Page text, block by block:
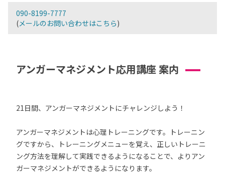
090-8199-7777
(メールのお問い合わせはこちら)
アンガーマネジメント応用講座 案内
21日間、アンガーマネジメントにチャレンジしよう！
アンガーマネジメントは心理トレーニングです。トレーニン
グですから、トレーニングメニューを覚え、正しいトレーニ
ング方法を理解して実践できるようになることで、よりアン
ガーマネジメントができるようになります。